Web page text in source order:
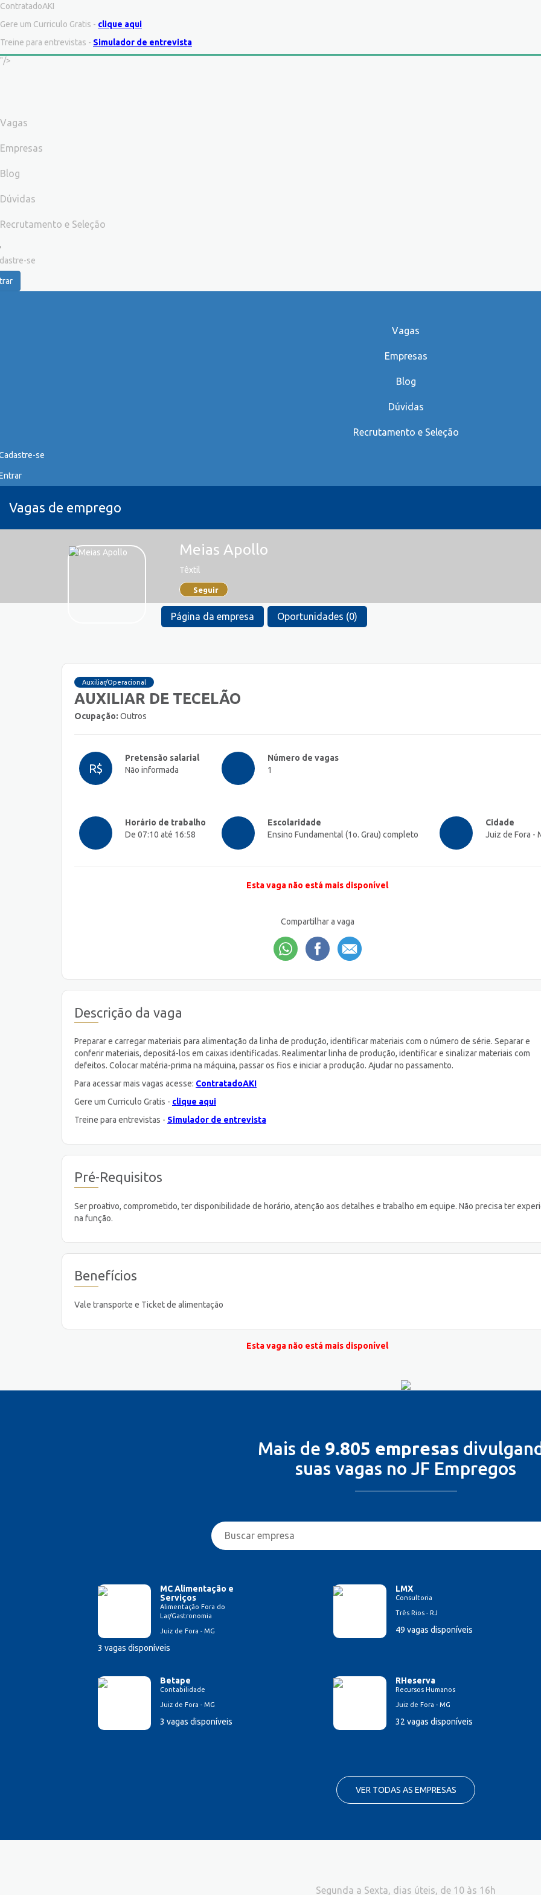
ContratadoAKI
Gere um Curriculo Gratis - clique aqui
Treine para entrevistas - Simulador de entrevista
"/>
Vagas
Empresas
Blog
Dúvidas
Recrutamento e Seleção
se
Vagas
Empresas
Blog
Dúvidas
Recrutamento e Seleção
se
Vagas de emprego
Meias Apollo
Têxtil
Seguir
Página da empresa Oportunidades (0)
Auxiliar/Operacional
AUXILIAR DE TECELÃO
Ocupação: Outros
R$
Pretensão salarial
Não informada
Número de vagas
1
Horário de trabalho
De 07:10 até 16:58
Escolaridade
Ensino Fundamental (1o. Grau) completo
Cidade
Juiz de Fora -
Esta vaga não está mais disponível
Compartilhar a vaga
Descrição da vaga
Preparar e carregar materiais para alimentação da linha de produção, identificar materiais com o número de série. Separar e
conferir materiais, depositá-los em caixas identificadas. Realimentar linha de produção, identificar e sinalizar materiais com
defeitos. Colocar matéria-prima na máquina, passar os fios e iniciar a produção. Ajudar no passamento.
Para acessar mais vagas acesse: ContratadoAKI
Gere um Curriculo Gratis - clique aqui
Treine para entrevistas - Simulador de entrevista
Pré-Requisitos
Ser proativo, comprometido, ter disponibilidade de horário, atenção aos detalhes e trabalho em equipe. Não precisa ter
na função.
Benefícios
Vale transporte e Ticket de alimentação
Esta vaga não está mais disponível
Mais de 9.805 empresas
suas vagas no JF Empregos
MC Alimentação e
Serviços
Alimentação Fora do
Lar/Gastronomia
Juiz de Fora - MG
3 vagas disponíveis
LMX
Consultoria
Três Rios - RJ
49 vagas disponíveis
Betape
Contabilidade
Juiz de Fora - MG
3 vagas disponíveis
RHeserva
Recursos Humanos
Juiz de Fora - MG
32 vagas disponíveis
VER TODAS AS EMPRESAS
Segunda a Sexta, dias úteis, de 10 às 16h